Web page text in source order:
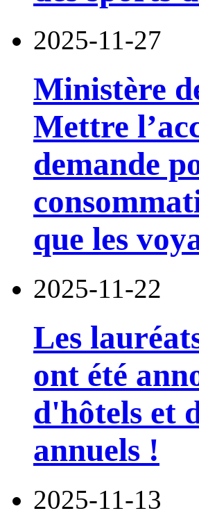
2025-11-27
Ministère
Mettre
demande
que les
2025-11-22
Les
ont été
d'hôtels et
annuels !
2025-11-13